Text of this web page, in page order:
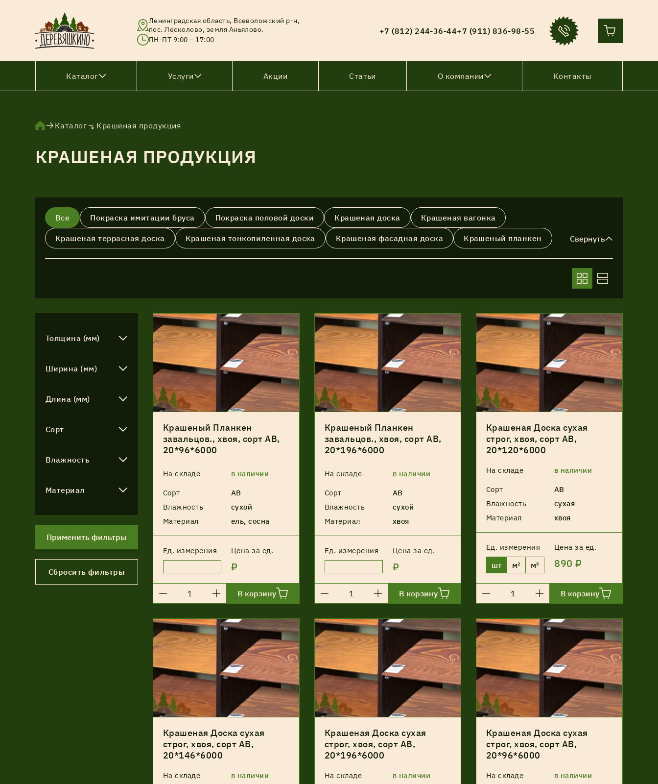
Ленинградская область, Всеволожский р-н,
пос. Лесколово, земля Аньялово.
ПН-ПТ 9:00 – 17:00
+7 (812) 244-36-44+7 (911) 836-98-55
Каталог
Брусок
Вагонка
Доска тонкопиленная
Имитация бруса
Крашеная продукция
Рейка
Услуги Акции Статьи О компании Контакты
Каталог Крашеная продукция
КРАШЕНАЯ ПРОДУКЦИЯ
Все Покраска имитации бруса Покраска половой доски Крашеная доска Крашеная вагонка
Крашеная террасная доска Крашеная тонкопиленная доска Крашеная фасадная доска Крашеный планкен Свернуть
Толщина (мм)
Ширина (мм)
Длина (мм)
Сорт
Влажность
Материал
Применить фильтры
Сбросить фильтры
Крашеный Планкен
завальцов., хвоя, сорт АВ,
20*96*6000
На складе в наличии
Сорт
АВ
Влажность
сухой
Материал
ель, сосна
Ед. измерения Цена за ед.
₽
В корзину
Крашеный Планкен
завальцов., хвоя, сорт АВ,
20*196*6000
На складе в наличии
Сорт
АВ
Влажность
сухой
Материал
хвоя
Ед. измерения Цена за ед.
₽
В корзину
Крашеная Доска сухая
строг, хвоя, сорт АВ,
20*120*6000
На складе в наличии
Сорт
АВ
Влажность
сухая
Материал
хвоя
Ед. измерения Цена за ед.
шт м² м³ 890 ₽
В корзину
Крашеная Доска сухая
строг, хвоя, сорт АВ,
20*146*6000
На складе в наличии
Крашеная Доска сухая
строг, хвоя, сорт АВ,
20*196*6000
На складе в наличии
Крашеная Доска сухая
строг, хвоя, сорт АВ,
20*96*6000
На складе в наличии
Соглашение об обработке
персональных данных